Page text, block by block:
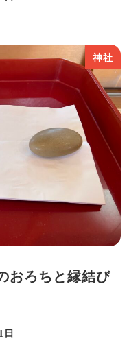
神社
ろちと縁結び
日